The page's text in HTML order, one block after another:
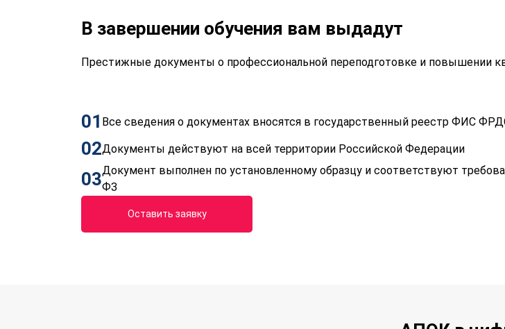
В завершении обучения вам выдадут
Престижные документы о профессиональной переподготовке и повышении
01 Все сведения о документах вносятся в государственный реестр ФИС
02Документы действуют на всей территории Российской Федерации
03Документ выполнен по установленному образцу и соответствуют
ФЗ
Оставить заявку